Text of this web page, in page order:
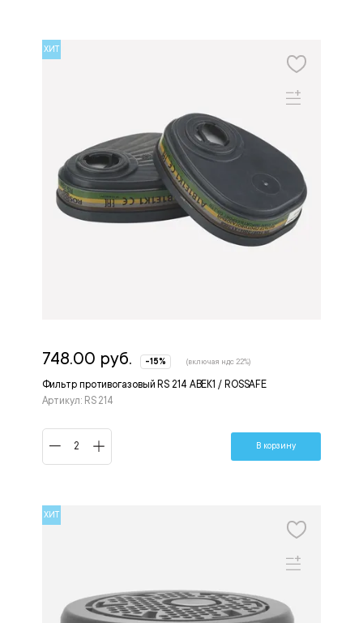
ХИТ
Фильтр противогазовый RS 214 ABEK1 / ROSSAFE
Артикул: RS 214
748.00 руб. -15% (включая ндс 22%)
В корзину
ХИТ